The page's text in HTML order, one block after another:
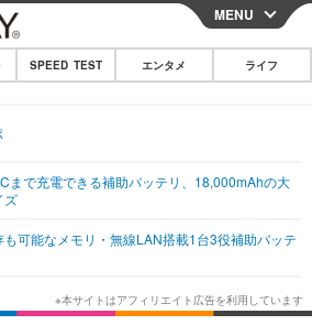
CLOSE
その他
韓国・芸能
グルメ
MENU
SPEED TEST エンタメ ライフ
まで充電できる補助バッテリ、18,000mAhの大
ズ
も可能なメモリ・無線LAN搭載1台3役補助バッテ